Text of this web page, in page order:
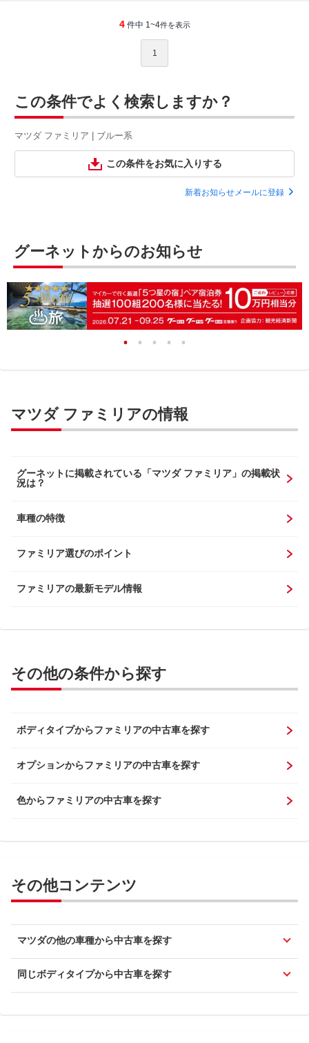
4 件中 1~4件を表示
1
この条件でよく検索しますか？
マツダ ファミリア | ブルー系
この条件をお気に入りする
新着お知らせメールに登録
グーネットからのお知らせ
マツダ ファミリアの情報
グーネットに掲載されている「マツダ ファミリア」の掲載状
況は？
車種の特徴
ファミリア選びのポイント
ファミリアの最新モデル情報
その他の条件から探す
ボディタイプからファミリアの中古車を探す
オプションからファミリアの中古車を探す
色からファミリアの中古車を探す
その他コンテンツ
マツダの他の車種から中古車を探す
同じボディタイプから中古車を探す